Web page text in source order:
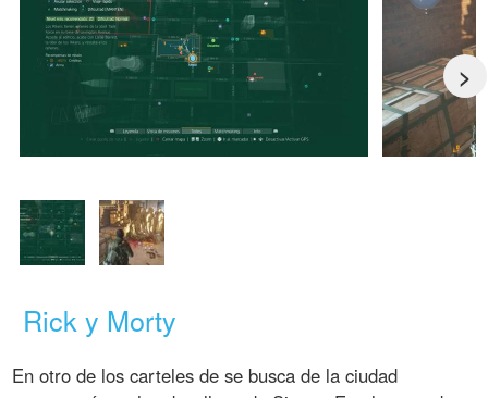
>
Rick y Morty
En otro de los carteles de se busca de la ciudad